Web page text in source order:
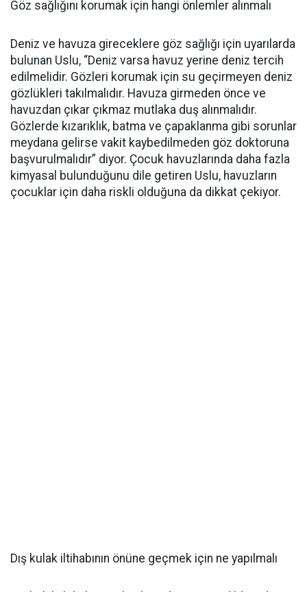
Göz sağlığını korumak için hangi önlemler alınmalı
Deniz ve havuza gireceklere göz sağlığı için uyarılarda
bulunan Uslu, “Deniz varsa havuz yerine deniz tercih
edilmelidir. Gözleri korumak için su geçirmeyen deniz
gözlükleri takılmalıdır. Havuza girmeden önce ve
havuzdan çıkar çıkmaz mutlaka duş alınmalıdır.
Gözlerde kızarıklık, batma ve çapaklanma gibi sorunlar
meydana gelirse vakit kaybedilmeden göz doktoruna
başvurulmalıdır” diyor. Çocuk havuzlarında daha fazla
kimyasal bulunduğunu dile getiren Uslu, havuzların
çocuklar için daha riskli olduğuna da dikkat çekiyor.
Dış kulak iltihabının önüne geçmek için ne yapılmalı